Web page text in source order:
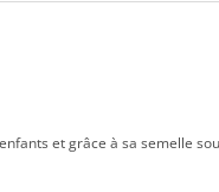
et grâce à sa semelle